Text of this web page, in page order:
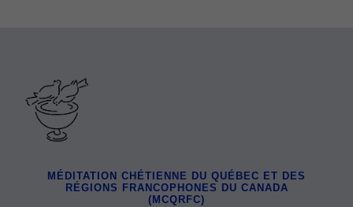
MÉDITATION CHÉTIENNE DU QUÉBEC ET DES
RÉGIONS FRANCOPHONES DU CANADA
(MCQRFC)